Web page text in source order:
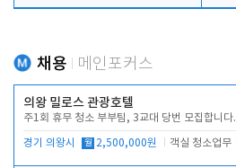
채용 메인포커스
의왕 밀로스 관광호텔
주1회 휴무 청소 부부팀, 3교대 당번 모집합니다.
경기 의왕시 월 2,500,000원 객실 청소업무